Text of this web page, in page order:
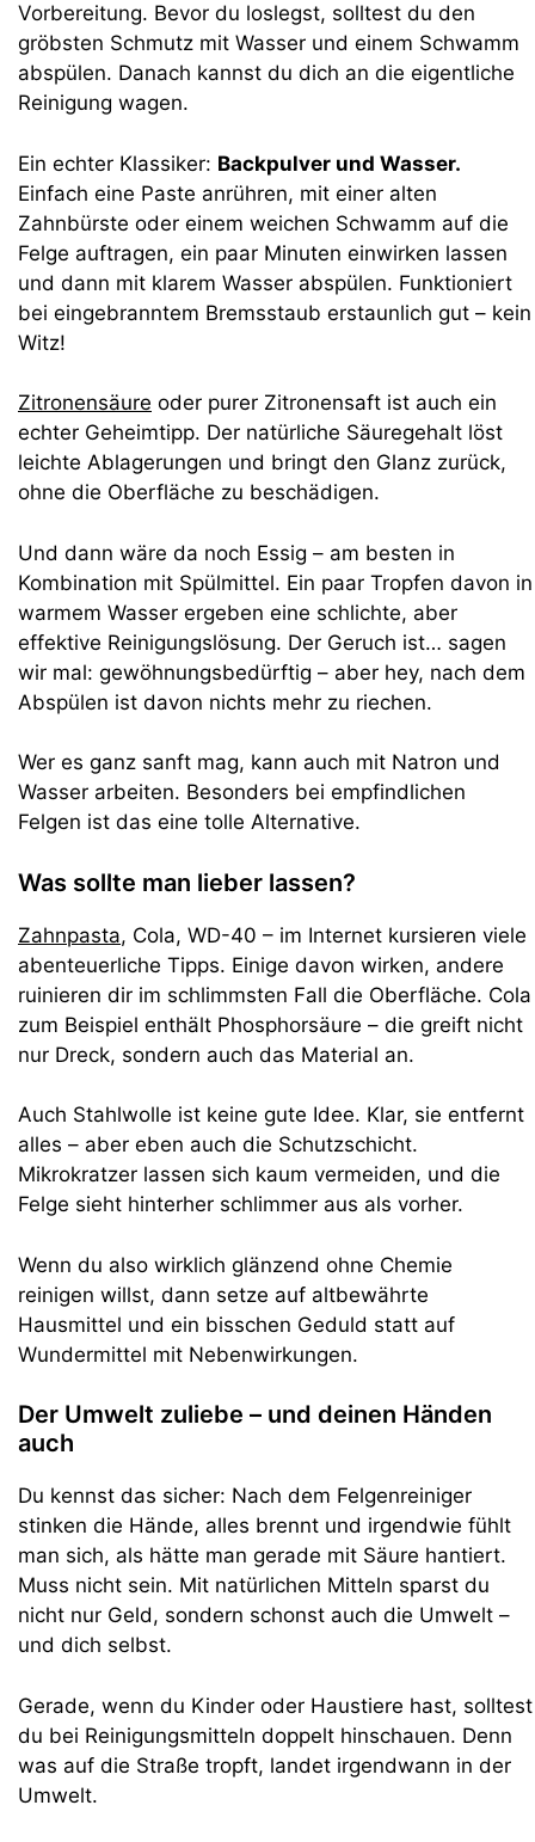
Vorbereitung. Bevor du loslegst, solltest du den
gröbsten Schmutz mit Wasser und einem Schwamm
abspülen. Danach kannst du dich an die eigentliche
Reinigung wagen.
Ein echter Klassiker: Backpulver und Wasser.
Einfach eine Paste anrühren, mit einer alten
Zahnbürste oder einem weichen Schwamm auf die
Felge auftragen, ein paar Minuten einwirken lassen
und dann mit klarem Wasser abspülen. Funktioniert
bei eingebranntem Bremsstaub erstaunlich gut – kein
Witz!
Zitronensäure oder purer Zitronensaft ist auch ein
echter Geheimtipp. Der natürliche Säuregehalt löst
leichte Ablagerungen und bringt den Glanz zurück,
ohne die Oberfläche zu beschädigen.
Und dann wäre da noch Essig – am besten in
Kombination mit Spülmittel. Ein paar Tropfen davon in
warmem Wasser ergeben eine schlichte, aber
effektive Reinigungslösung. Der Geruch ist… sagen
wir mal: gewöhnungsbedürftig – aber hey, nach dem
Abspülen ist davon nichts mehr zu riechen.
Wer es ganz sanft mag, kann auch mit Natron und
Wasser arbeiten. Besonders bei empfindlichen
Felgen ist das eine tolle Alternative.
Was sollte man lieber lassen?
Zahnpasta, Cola, WD-40 – im Internet kursieren viele
abenteuerliche Tipps. Einige davon wirken, andere
ruinieren dir im schlimmsten Fall die Oberfläche. Cola
zum Beispiel enthält Phosphorsäure – die greift nicht
nur Dreck, sondern auch das Material an.
Auch Stahlwolle ist keine gute Idee. Klar, sie entfernt
alles – aber eben auch die Schutzschicht.
Mikrokratzer lassen sich kaum vermeiden, und die
Felge sieht hinterher schlimmer aus als vorher.
Wenn du also wirklich glänzend ohne Chemie
reinigen willst, dann setze auf altbewährte
Hausmittel und ein bisschen Geduld statt auf
Wundermittel mit Nebenwirkungen.
Der Umwelt zuliebe – und deinen Händen
auch
Du kennst das sicher: Nach dem Felgenreiniger
stinken die Hände, alles brennt und irgendwie fühlt
man sich, als hätte man gerade mit Säure hantiert.
Muss nicht sein. Mit natürlichen Mitteln sparst du
nicht nur Geld, sondern schonst auch die Umwelt –
und dich selbst.
Gerade, wenn du Kinder oder Haustiere hast, solltest
du bei Reinigungsmitteln doppelt hinschauen. Denn
was auf die Straße tropft, landet irgendwann in der
Umwelt.